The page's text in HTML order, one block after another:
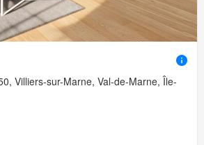
Villiers-sur-Marne, Val-de-Marne, Île-